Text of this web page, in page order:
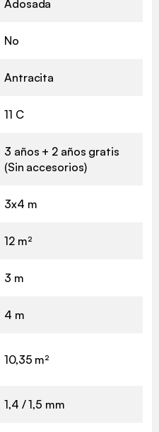
Adosada
No
Antracita
11 C
3 años + 2 años gratis
(Sin accesorios)
3x4 m
12 m²
3 m
4 m
10,35 m²
1,4 / 1,5 mm